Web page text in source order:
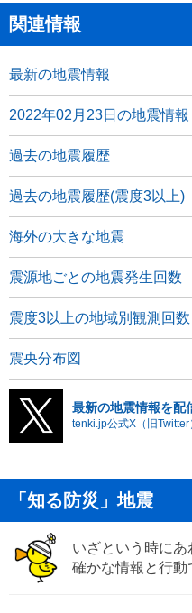
関連情報
最新の地震情報
2022年02月23日の地震情報
過去の地震履歴
過去の地震履歴(震度3以上)
海外の大きな地震
震源地ごとの地震発生回数
震度3以上の地域別観測回数
震央分布図
最新の地震情報を配
tenki.jp公式X（旧Twitter
「知る防災」地震
いざという時にあ
確かな情報と行